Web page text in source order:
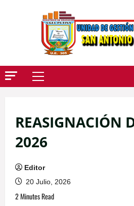
Menú
REASIGNACIÓN
2026
Editor
20 Julio, 2026
2 Minutes Read